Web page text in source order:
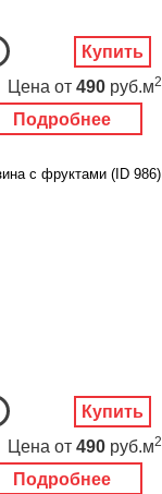
Подробнее
Цена от 490 руб.м2
Купить
с фруктами (ID 986)
Подробнее
Цена от 490 руб.м2
Купить